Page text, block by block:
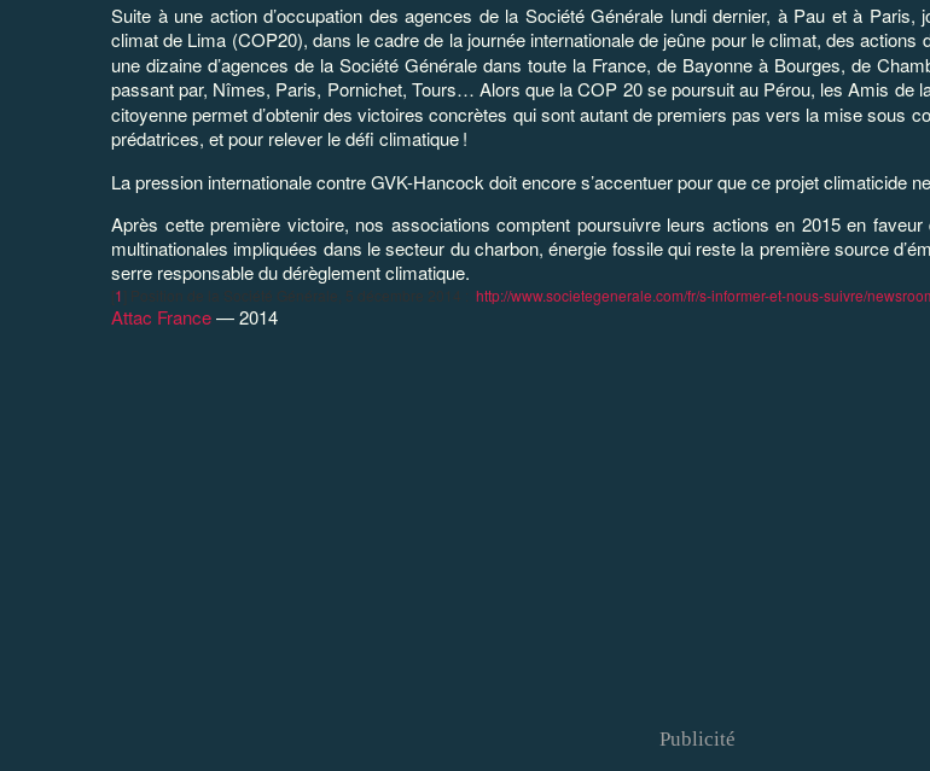
Suite à une action d’occupation des agences de la Société Générale lundidernier, à Pau et à Paris,
climat de Lima (COP20), dans le cadre de la journée internationale de jeûne pour le climat, des actions
une dizaine d’agences de la Société Générale dans toute la France, de Bayonne à Bourges, de
passant par, Nîmes, Paris, Pornichet, Tours… Alors que la COP 20 se poursuit au Pérou, les Amis de
citoyenne permet d’obtenir des victoires concrètes qui sont autant de premiers pas vers la mise sous
prédatrices, et pour relever le défi climatique!
La pression internationale contre GVK-Hancock doit encore s’accentuer pour que ce projet climaticide
Après cette première victoire, nos associations comptent poursuivre leurs actions en 2015 en
multinationales impliquées dans le secteur du charbon, énergie fossile qui reste la première source
serre responsable du dérèglement climatique.
1 Position de la Société Générale, 5 décembre 2014 http://www.societegenerale.com/fr/s-informer-et-nous-suivre/
Attac France— 2014
Publicité